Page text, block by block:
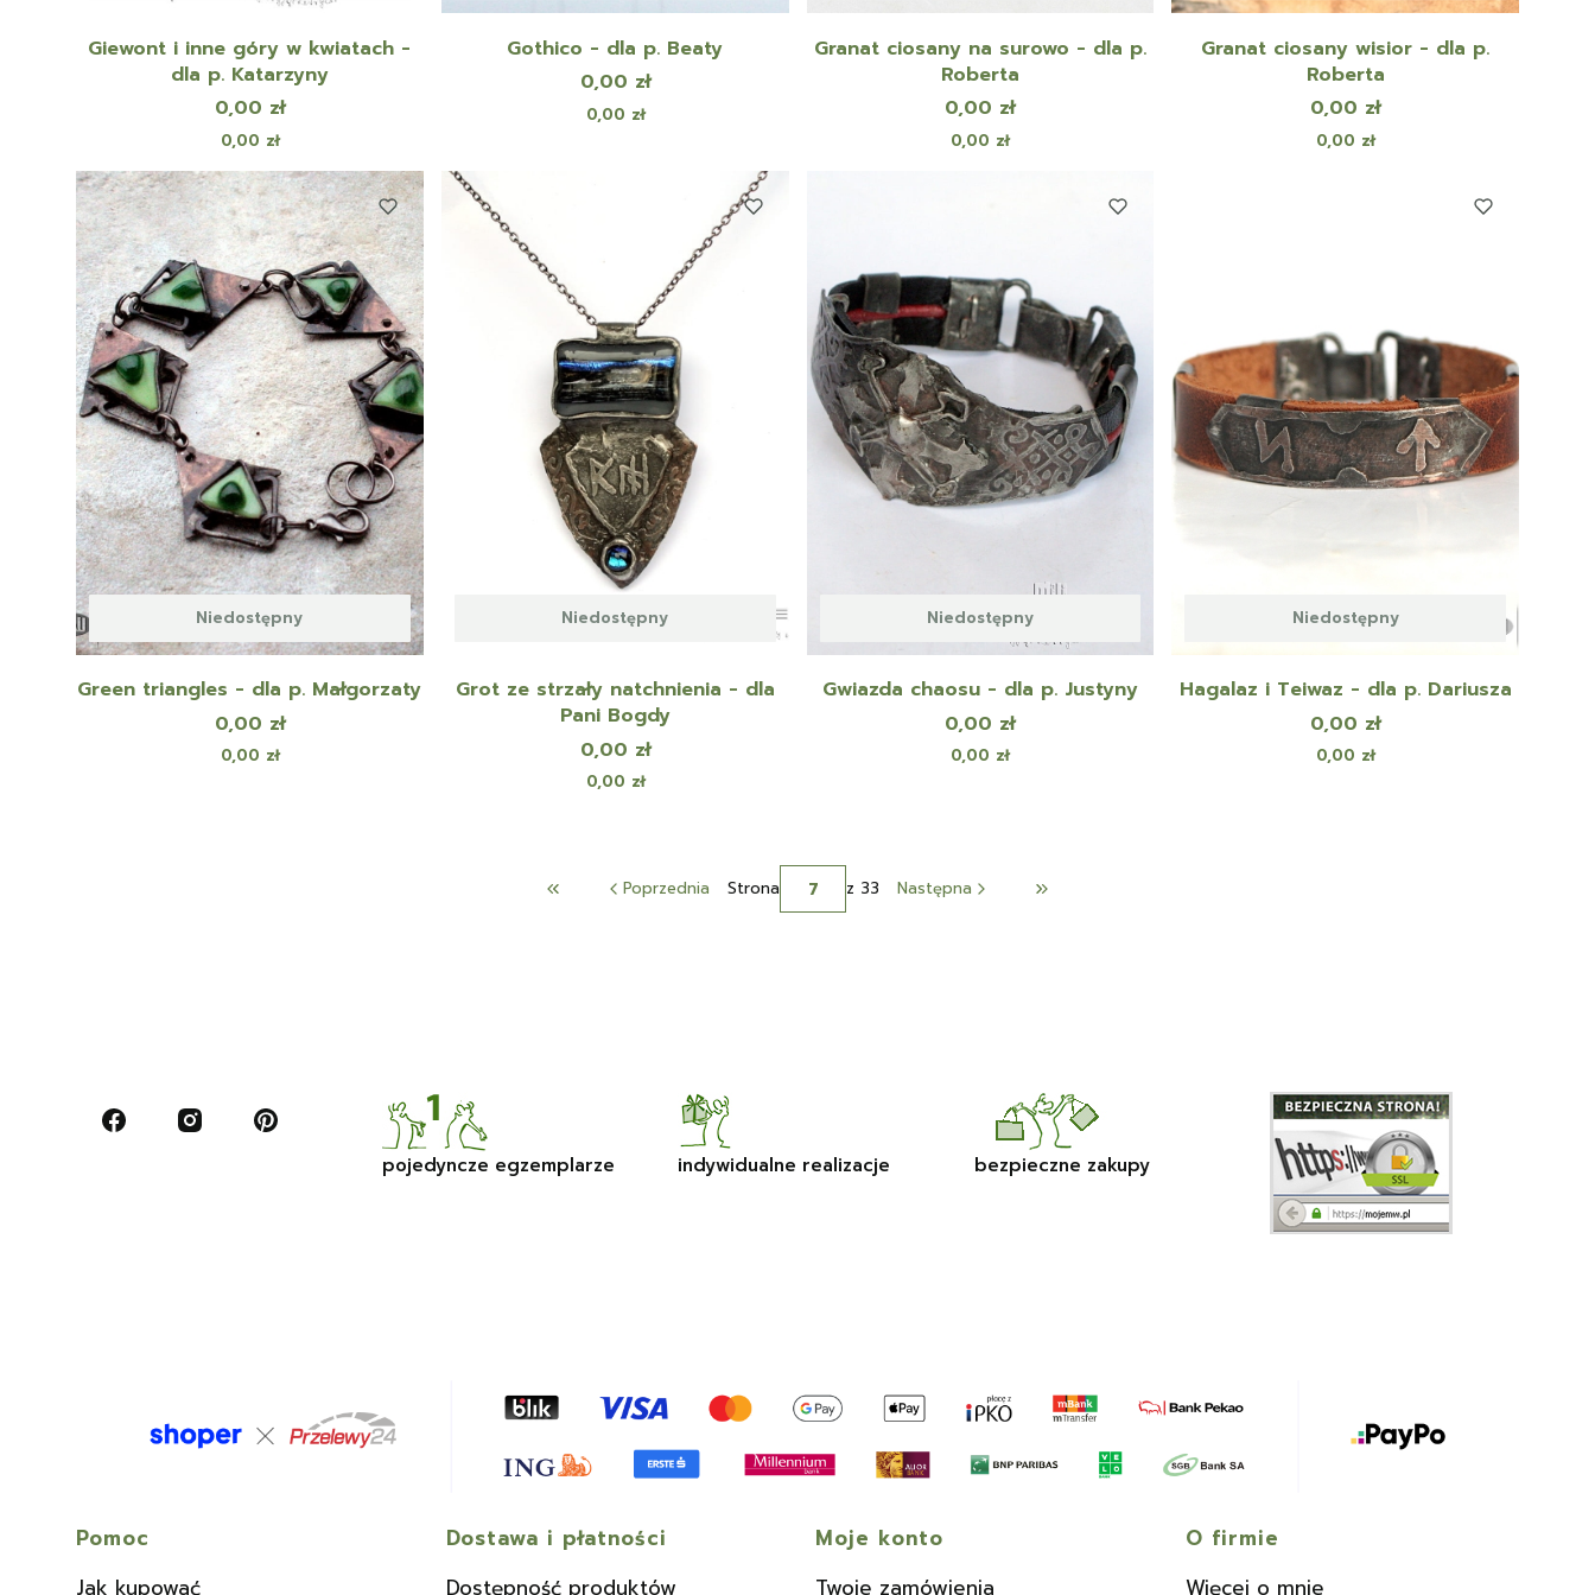
Giewont i inne góry w kwiatach -
dla p. Katarzyny
Cena
0,00 zł
Cena
0,00 zł
Gothico - dla p. Beaty
Cena
0,00 zł
Cena
0,00 zł
Granat ciosany na surowo - dla p.
Roberta
Cena
0,00 zł
Cena
0,00 zł
Granat ciosany wisior - dla p.
Roberta
Cena
0,00 zł
Cena
0,00 zł
Niedostępny
Green triangles - dla p. Małgorzaty
Cena
0,00 zł
Cena
0,00 zł
Niedostępny
Grot ze strzały natchnienia - dla
Pani Bogdy
Cena
0,00 zł
Cena
0,00 zł
Niedostępny
Gwiazda chaosu - dla p. Justyny
Cena
0,00 zł
Cena
0,00 zł
Niedostępny
Hagalaz i Teiwaz - dla p. Dariusza
Cena
0,00 zł
Cena
0,00 zł
Wróć do pierwszej strony z produktami
Poprzednia Strona z 33 Następna Przejdź do ostatniej strony z produktami
pojedyncze egzemplarze indywidualne realizacje bezpieczne zakupy
Linki w stopce
Pomoc
Jak kupować
Dostawa i płatności
Dostępność produktów
Moje konto
Twoje zamówienia
O firmie
Więcej o mnie